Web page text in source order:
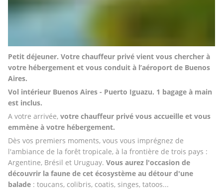
Petit déjeuner. Votre chauffeur privé vient vous chercher à
votre hébergement et vous conduit à l’aéroport de Buenos
Aires.
Vol intérieur Buenos Aires - Puerto Iguazu. 1 bagage à main
est inclus.
A votre arrivée, votre chauffeur privé vous accueille et vous
emmène à votre hébergement.
Dès vos premiers moments, vous vous imprégnez de
l'ambiance de la forêt tropicale, à la frontière de trois pays :
Argentine, Brésil et Uruguay. Vous aurez l'occasion de
découvrir la faune de cet écosystème au détour d'une
balade : toucans, colibris, coatis, singes, tatoos...